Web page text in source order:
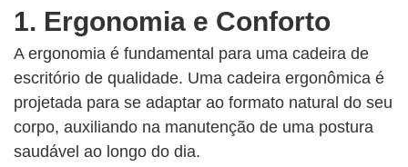
1. Ergonomia e Conforto
A ergonomia é fundamental para uma cadeira de
escritório de qualidade. Uma cadeira ergonômica é
projetada para se adaptar ao formato natural do seu
corpo, auxiliando na manutenção de uma postura
saudável ao longo do dia.